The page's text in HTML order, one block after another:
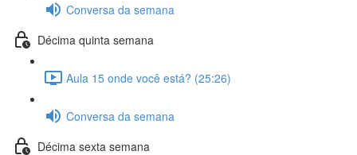
Conversa da semana
Décima quinta semana
Aula 15 onde você está? (25:26)
Conversa da semana
Décima sexta semana